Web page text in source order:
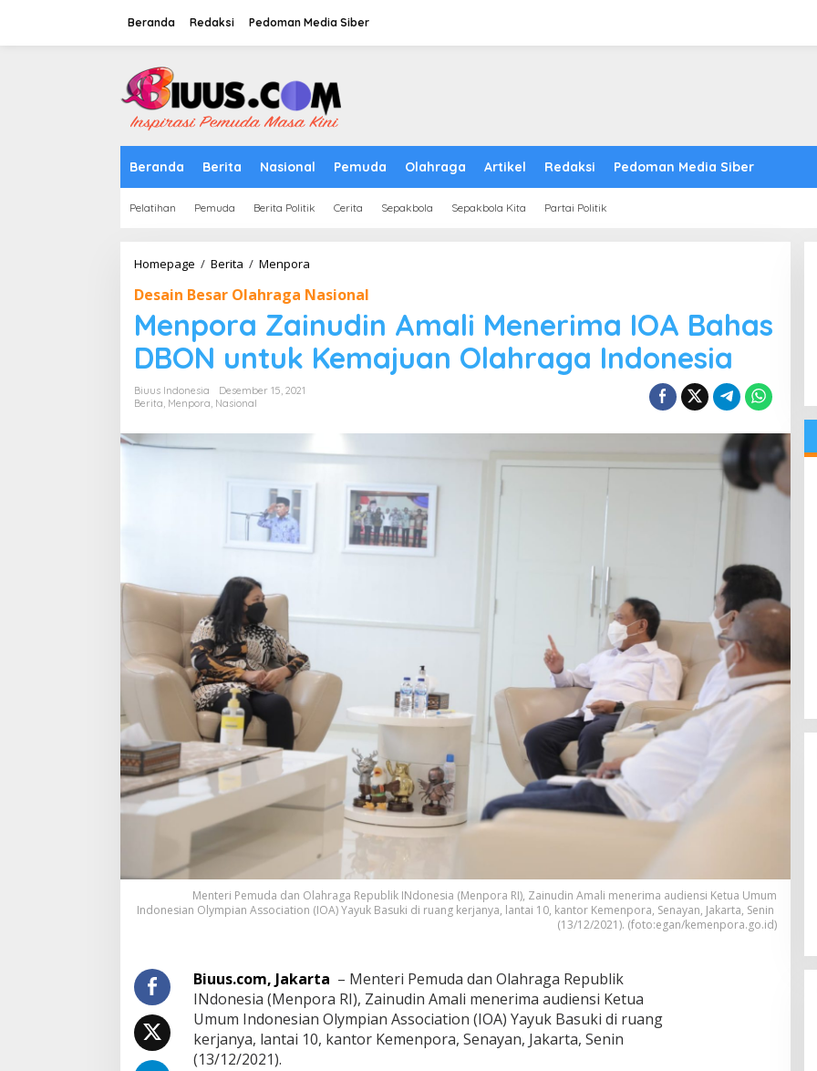
Beranda Redaksi Pedoman Media Siber
Beranda Berita Nasional Pemuda Olahraga Artikel Redaksi Pedoman Media Siber
Pelatihan Pemuda Berita Politik Cerita Sepakbola Sepakbola Kita Partai Politik
Homepage / Berita / Menpora
Amali
Menerima
IOA
Bahas
DBON
Desain Besar Olahraga Nasional
Menpora Zainudin Amali Menerima IOA Bahas
DBON untuk Kemajuan Olahraga Indonesia
Biuus Indonesia
Desember 15, 2021
Berita, Menpora, Nasional
Menteri Pemuda dan Olahraga Republik INdonesia (Menpora RI), Zainudin Amali menerima audiensi Ketua Umum
Indonesian Olympian Association (IOA) Yayuk Basuki di ruang kerjanya, lantai 10, kantor Kemenpora, Senayan, Jakarta, Senin
(13/12/2021). (foto:egan/kemenpora.go.id)
Biuus.com, Jakarta – Menteri Pemuda dan Olahraga Republik
INdonesia (Menpora RI), Zainudin Amali menerima audiensi Ketua
Umum Indonesian Olympian Association (IOA) Yayuk Basuki di ruang
kerjanya, lantai 10, kantor Kemenpora, Senayan, Jakarta, Senin
(13/12/2021).